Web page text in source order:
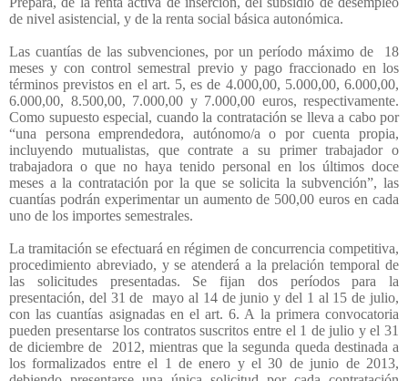
de nivel asistencial, y de la renta social básica autonómica.
Las cuantías de las subvenciones, por un período máximo de
18
meses y con control semestral previo y pago fraccionado en los
términos previstos en el art. 5, es de 4.000,00, 5.000,00, 6.000,00,
6.000,00, 8.500,00, 7.000,00 y 7.000,00 euros, respectivamente.
Como supuesto especial, cuando la contratación se lleva a cabo por
“una persona emprendedora, autónomo/a o por cuenta propia,
incluyendo mutualistas, que contrate a su primer trabajador o
trabajadora o que no haya tenido personal en los últimos doce
meses a la contratación por la que se solicita la subvención”, las
cuantías podrán experimentar un aumento de 500,00 euros en cada
uno de los importes semestrales.
La tramitación se efectuará en régimen de concurrencia competitiva,
procedimiento abreviado, y se atenderá a la prelación temporal de
las solicitudes presentadas. Se fijan dos períodos para la
presentación, del 31 de mayo al 14 de junio y del 1 al 15 de julio,
con las cuantías asignadas en el art. 6. A la primera convocatoria
pueden presentarse los contratos suscritos entre el 1 de julio y el 31
de diciembre de
2012, mientras que la segunda queda destinada a
los formalizados entre el 1 de enero y el 30 de junio de 2013,